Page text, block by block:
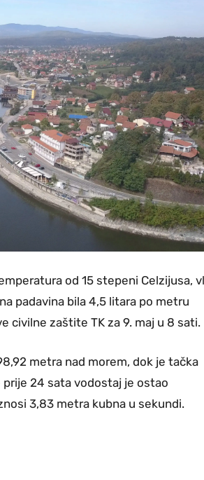
od 15 stepeni Celzijusa,
padavina bila 4,5 litara po metru
civilne zaštite TK za 9. maj u 8 sati.
metra nad morem, dok je tačka
24 sata vodostaj je ostao
3,83 metra kubna u sekundi.